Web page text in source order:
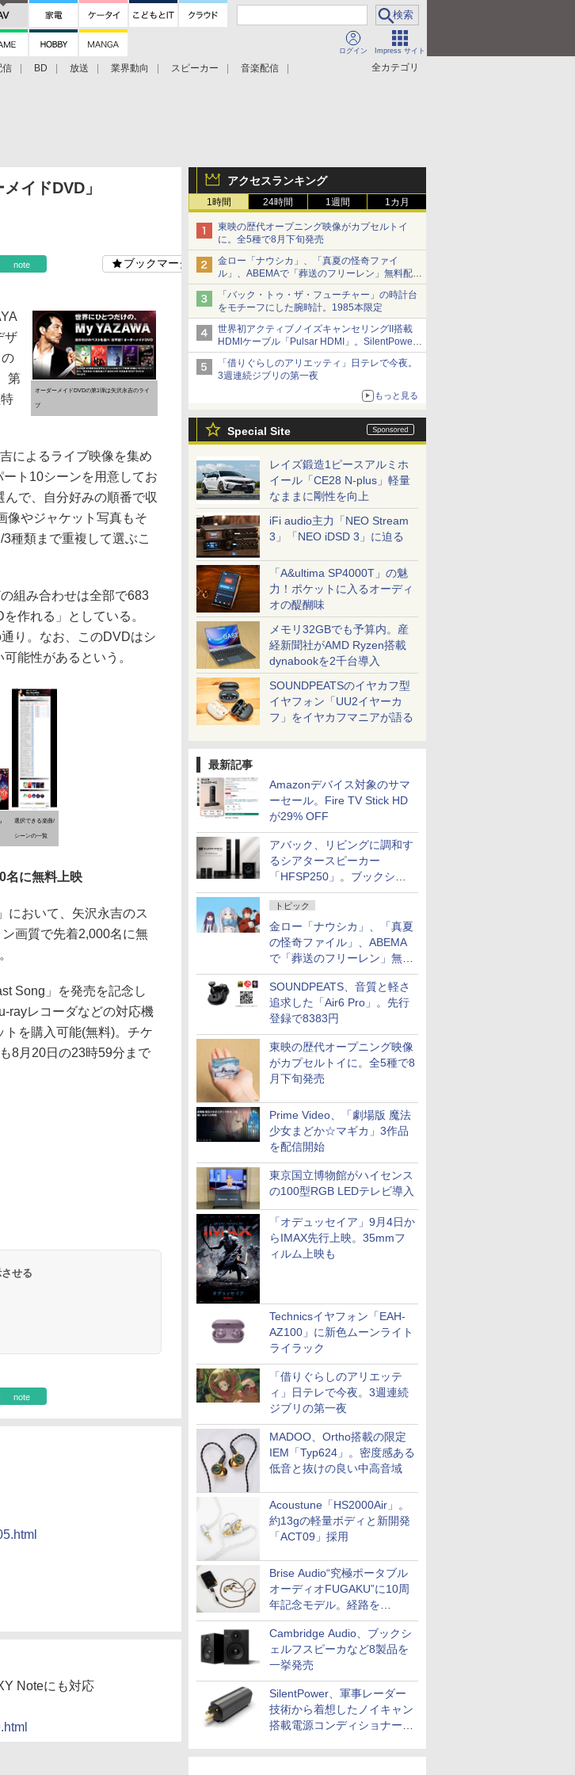
ログイン Impress サイト
全カテゴリ
信 BD 放送 業界動向 スピーカー
音楽配信
アクセスランキング
1時間 24時間 1週間 1カ月
東映の歴代オープニング映像がカプセルトイ
に。全5種で8月下旬発売
金ロー「ナウシカ」、「真夏の怪奇ファイ
ル」、ABEMAで「葬送のフリーレン」無料配信
など。夏の特番・配信情報
「バック・トゥ・ザ・フューチャー」の時計台
をモチーフにした腕時計。1985本限定
世界初アクティブノイズキャンセリングII搭載
HDMIケーブル「Pulsar HDMI」。SilentPower
から
「借りぐらしのアリエッティ」日テレで今夜。
3週連続ジブリの第一夜
もっと見る
Special Site
レイズ鍛造1ピースアルミホ
イール「CE28 N-plus」軽量
なままに剛性を向上
iFi audio主力「NEO Stream
3」「NEO iDSD 3」に迫る
「A&ultima SP4000T」の魅
力！ポケットに入るオーディ
オの醍醐味
メモリ32GBでも予算内。産
経新聞社がAMD Ryzen搭載
dynabookを2千台導入
SOUNDPEATSのイヤカフ型
イヤフォン「UU2イヤーカ
フ」をイヤカフマニアが語る
最新記事
Amazonデバイス対象のサマ
ーセール。Fire TV Stick HD
が29% OFF
アバック、リビングに調和す
るシアタースピーカー
「HFSP250」。ブックシェ
ルフはペア3万円以下
トピック
金ロー「ナウシカ」、「真夏
の怪奇ファイル」、ABEMA
で「葬送のフリーレン」無料
配信など。夏の特番・配信情
報
SOUNDPEATS、音質と軽さ
追求した「Air6 Pro」。先行
登録で8383円
東映の歴代オープニング映像
がカプセルトイに。全5種で8
月下旬発売
Prime Video、「劇場版 魔法
少女まどか☆マギカ」3作品
を配信開始
東京国立博物館がハイセンス
の100型RGB LEDテレビ導入
「オデュッセイア」9月4日か
らIMAX先行上映。35mmフ
ィルム上映も
Technicsイヤフォン「EAH-
AZ100」に新色ムーンライト
ライラック
「借りぐらしのアリエッテ
ィ」日テレで今夜。3週連続
ジブリの第一夜
MADOO、Ortho搭載の限定
IEM「Typ624」。密度感ある
低音と抜けの良い中高音域
Acoustune「HS2000Air」。
約13gの軽量ボディと新開発
「ACT09」採用
Brise Audio“究極ポータブル
オーディオFUGAKU”に10周
年記念モデル。経路を
NISHIKIで統一。400万円
Cambridge Audio、ブックシ
ェルフスピーカなど8製品を
一挙発売
SilentPower、軍事レーダー
技術から着想したノイキャン
搭載電源コンディショナー
イドDVD」
note ブックマーク
オーダーメイドDVDの第1弾は矢沢永吉のライ
ブ
ザ
第
によるライブ映像を集め
ト10シーンを用意してお
で、自分好みの順番で収
像やジャケット写真もそ
種類まで重複して選ぶこ
組み合わせは全部で683
作れる」としている。
り。なお、このDVDはシ
能性があるという。
選択できる楽曲/
シーンの一覧
名に無料上映
において、矢沢永吉のス
画質で先着2,000名に無
Song」を発売を記念し
rayレコーダなどの対応機
を購入可能(無料)。チケ
8月20日の23時59分まで
せる
note
Noteにも対応